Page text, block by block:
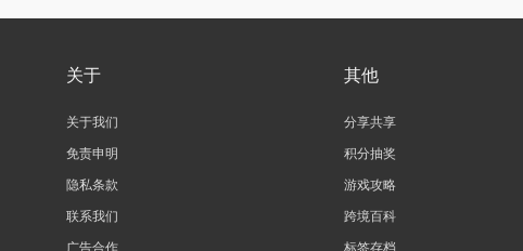
关于
关于我们
免责申明
隐私条款
联系我们
广告合作
其他
分享共享
积分抽奖
游戏攻略
跨境百科
标签存档